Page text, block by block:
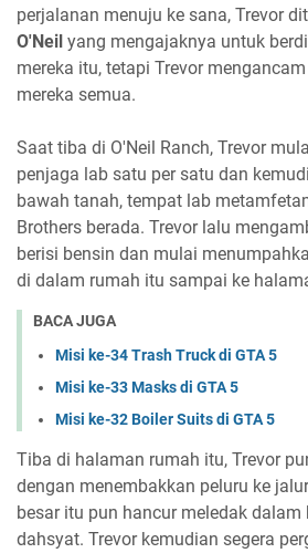
perjalanan menuju ke sana, Trevor
O'Neil yang mengajaknya untuk
mereka itu, tetapi Trevor
mereka semua.
Saat tiba di O'Neil Ranch, Trevor
penjaga lab satu per satu dan
bawah tanah, tempat lab
Brothers berada. Trevor lalu
berisi bensin dan mulai
di dalam rumah itu sampai ke
BACA JUGA
Misi ke-34 Trash Truck di GTA 5
Misi ke-33 Masks di GTA 5
Misi ke-32 Boiler Suits di GTA 5
Tiba di halaman rumah itu, Trevor
dengan menembakkan peluru ke
besar itu pun hancur meledak dalam
dahsyat. Trevor kemudian segera